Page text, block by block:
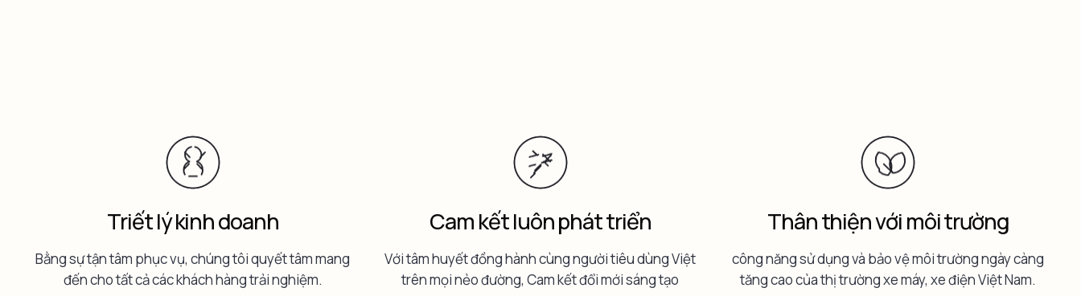
Triết lý kinh doanh
Bằng sự tận tâm phục vụ, chúng tôi quyết tâm mang
đến cho tất cả các khách hàng trải nghiệm.
Cam kết luôn phát triển
Với tâm huyết đồng hành cùng người tiêu dùng Việt
trên mọi nẻo đường, Cam kết đổi mới sáng tạo
Thân thiện với môi trường
công năng sử dụng và bảo vệ môi trường ngày càng
tăng cao của thị trường xe máy, xe điện Việt Nam.